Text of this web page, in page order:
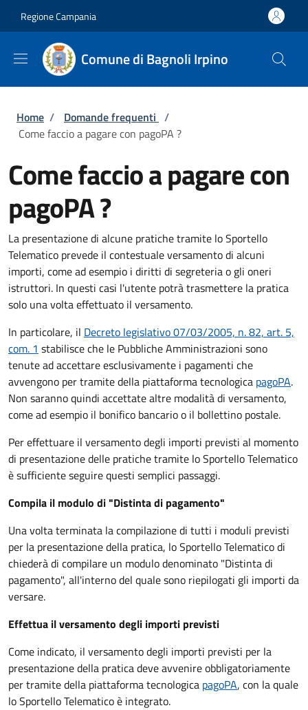
Regione Campania
Comune di Bagnoli Irpino
Briciole di pane
Home / Domande frequenti /
Come faccio a pagare con pagoPA ?
Come faccio a pagare con
pagoPA ?
La presentazione di alcune pratiche tramite lo Sportello
Telematico prevede il contestuale versamento di alcuni
importi, come ad esempio i diritti di segreteria o gli oneri
istruttori. In questi casi l'utente potrà trasmettere la pratica
solo una volta effettuato il versamento.
In particolare, il Decreto legislativo 07/03/2005, n. 82, art. 5,
com. 1 stabilisce che le Pubbliche Amministrazioni sono
tenute ad accettare esclusivamente i pagamenti che
avvengono per tramite della piattaforma tecnologica pagoPA.
Non saranno quindi accettate altre modalità di versamento,
come ad esempio il bonifico bancario o il bollettino postale.
Per effettuare il versamento degli importi previsti al momento
di presentazione delle pratiche tramite lo Sportello Telematico
è sufficiente seguire questi semplici passaggi.
Compila il modulo di "Distinta di pagamento"
Una volta terminata la compilazione di tutti i moduli previsti
per la presentazione della pratica, lo Sportello Telematico di
chiederà di compilare un modulo denominato "Distinta di
pagamento", all'interno del quale sono riepilogati gli importi da
versare.
Effettua il versamento degli importi previsti
Come indicato, il versamento degli importi previsti per la
presentazione della pratica deve avvenire obbligatoriamente
per tramite della piattaforma tecnologica pagoPA, con la quale
lo Sportello Telematico è integrato.